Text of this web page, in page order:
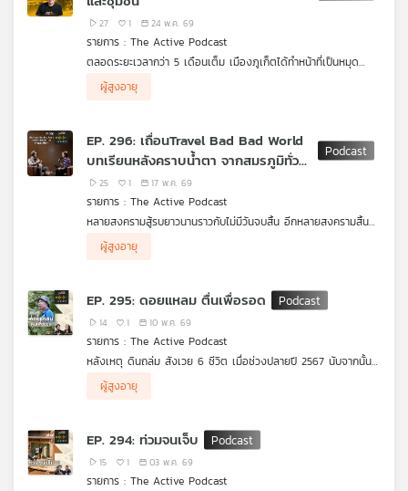
กิจกรรม
เอส
ข่าย
27 1 24 พ.ค. 69
รายการ : The Active Podcast
ตลอดระยะเวลากว่า 5 เดือนเต็ม เมืองภูเก็ตได้ทำหน้าที่เป็นหมุด
หมายสำคัญของศิลปิน นักท่องเที่ยว และผู้คนจากทุกมุมโลก ด้วยจุด
หมายเดียวกัน คือ เทศกาลศิลปะนานาชาติ Thailand Biennale,
ชวนพูดคุยส่งท้ายงานกับ ใหม่ อริญชย์ รุ่งแจ้ง ศิลปินและผู้อำนวย
ศิลปะ ที่ตั้งใจทลายกำแพงของมิวเซียมแสดงงานศิลปะ แต่พาผู้ชมไป
สู่ชุมชน วิถีชีวิต และประวัติศาสตร์ท้องถิ่นของภูเก็ต ได้อย่างแนบ
แน่น
และเป็นไปได้ไหมที่ประเทศไทยจะก้าวสู่การเป็นเมืองแห่งศิลปะระดับโลก
อย่างยั่งยืน? หาคำตอบพร้อมกันได้ในบทสนทนานี้
ผู้สูงอายุ
EP. 296: เถื่อนTravel Bad Bad World
บทเรียนหลังคราบน้ำตา จากสมรภูมิทั่ว
โลก
25 1 17 พ.ค. 69
รายการ : The Active Podcast
หลายสงครามสู้รบยาวนานราวกับไม่มีวันจบสิ้น อีกหลายสงครามสิ้น
สุดลง หลงเหลือไว้เพียงเสียงระเบิด ควันปืน และบาดแผลที่ยังคงฝัง
ลึกในใจผู้คน
The Active Podcast EP. นี้ ชวน วรรณสิงห์ ประเสริฐกุล ผู้กำกับ
วรรณสิงห์ถ่ายทอดวิธีคิดในการเลือกพื้นที่พร้อมบทเรียนและคราบ
น้ำตาในสนามสงครามผ่านสายตาของความเป็นมนุษย์ ที่สุดท้ายแล้ว
พบว่า ร่องรอยบาดแผลที่ฝังลึกในใจผู้คน อาจไม่มีวันจางหายตลอด
ชีวิต
ผู้สูงอายุ
EP. 295: ดอยแหลม ตื่นเพื่อรอด
14 1 10 พ.ค. 69
รายการ : The Active Podcast
หลังเหตุ ดินถล่ม สังเวย 6 ชีวิต เมื่อช่วงปลายปี 2567 นับจากนั้น
ชีวิตของผู้คนที่ บ้านดอยแหลม อ.แม่อาย จ.เชียงใหม่ ก็เปลี่ยนไป
ตลอดกาล โดยเฉพาะช่วงหน้าฝนที่นี่กลายเป็น หมู่บ้านนอนไม่หลับ
ไม่ใช่แค่บ้านดอยแหลม แต่มีอีกกว่า 15,000 หมู่บ้านทั่วประเทศ ที่อยู่
ภัยพิบัติที่อาจเกิดขึ้นได้อีกในอนาคต ติดตามผ่านเรื่องเล่าสารคดี
คนจนเมือง ซีซัน 6 ตอน “พ่อหลวงวี ลาหู่ กู้ภัยดินถล่ม” พร้อม
วิเคราะห์เพื่อหาทางออกให้กับคนบนพื้นที่เสี่ยง ใน คนจนเมืองพอดแค
สต์ EP.5 | ดอยแหลม ตื่นเพื่อรอด
ผู้สูงอายุ
EP. 294: ท่วมจนเจ็บ
15 1 03 พ.ค. 69
รายการ : The Active Podcast